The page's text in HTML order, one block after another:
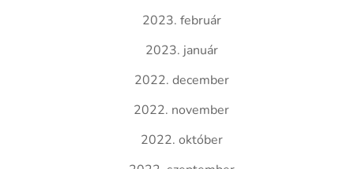
2023. február
2023. január
2022. december
2022. november
2022. október